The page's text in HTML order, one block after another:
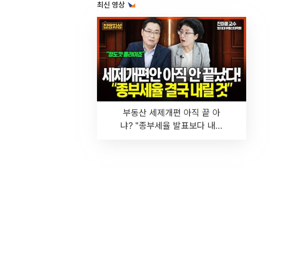
최신 영상
부동산 세제개편 아직 끝 아
냐? "종부세율 발표보다 내릴